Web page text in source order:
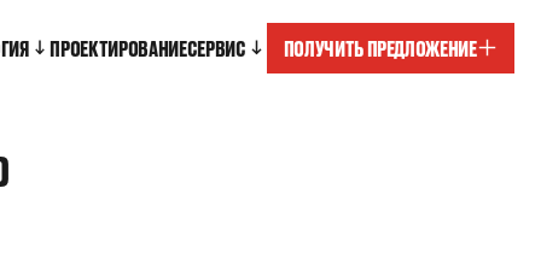
ПРОЕКТИРОВАНИЕСЕРВИС ПОЛУЧИТЬ ПРЕДЛОЖЕНИЕ